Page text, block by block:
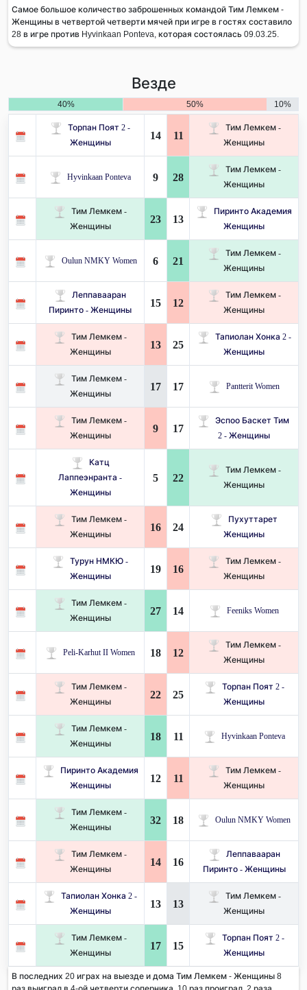
Самое большое количество заброшенных командой Тим Лемкем -
Женщины в четвертой четверти мячей при игре в гостях составило
28 в игре против Hyvinkaan Ponteva, которая состоялась 09.03.25.
Везде
40% 50% 10%
Торпан Поят 2 -
Женщины
14 11
Тим Лемкем -
Женщины
Hyvinkaan Ponteva 9 28
Тим Лемкем -
Женщины
Тим Лемкем -
Женщины
23 13
Пиринто Академия
Женщины
Oulun NMKY Women 6 21
Тим Лемкем -
Женщины
Леппавааран
Пиринто - Женщины
15 12
Тим Лемкем -
Женщины
Тим Лемкем -
Женщины
13 25
Тапиолан Хонка 2 -
Женщины
Тим Лемкем -
Женщины
17 17 Pantterit Women
Тим Лемкем -
Женщины
9 17
Эспоо Баскет Тим ​​
2 - Женщины
Катц
Лаппеэнранта -
Женщины
5 22
Тим Лемкем -
Женщины
Тим Лемкем -
Женщины
16 24
Пухуттарет
Женщины
Турун НМКЮ -
Женщины
19 16
Тим Лемкем -
Женщины
Тим Лемкем -
Женщины
27 14 Feeniks Women
Peli-Karhut II Women 18 12
Тим Лемкем -
Женщины
Тим Лемкем -
Женщины
22 25
Торпан Поят 2 -
Женщины
Тим Лемкем -
Женщины
18 11 Hyvinkaan Ponteva
Пиринто Академия
Женщины
12 11
Тим Лемкем -
Женщины
Тим Лемкем -
Женщины
32 18 Oulun NMKY Women
Тим Лемкем -
Женщины
14 16
Леппавааран
Пиринто - Женщины
Тапиолан Хонка 2 -
Женщины
13 13
Тим Лемкем -
Женщины
Тим Лемкем -
Женщины
17 15
Торпан Поят 2 -
Женщины
В последних 20 играх на выезде и дома Тим Лемкем - Женщины 8